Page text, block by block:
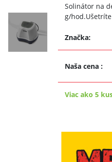
Solinátor na
g/
Značka:
Naša cena:
Viac ako 5